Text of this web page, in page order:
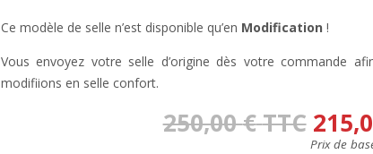
Ce modèle de selle n’est disponible qu’en Modification !
Vous envoyez votre selle d’origine dès votre commande
modifiions en selle confort.
250,00€TTC
Prix de